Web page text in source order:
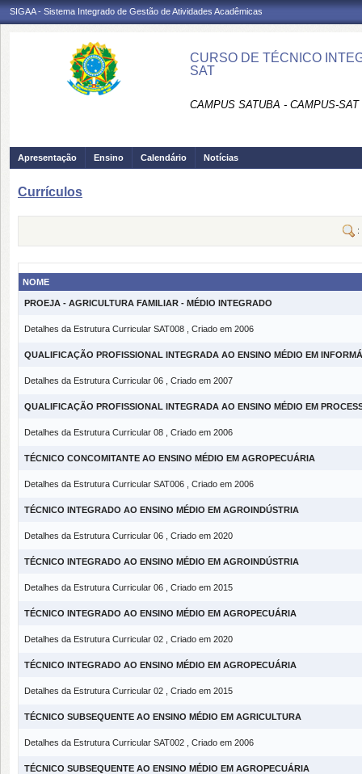
SIGAA - Sistema Integrado de Gestão de Atividades Acadêmicas
CURSO DE TÉCNICO
SAT
CAMPUS SATUBA - CAMPUS-SAT
Apresentação Ensino Calendário Notícias
Currículos
:
NOME
PROEJA - AGRICULTURA FAMILIAR - MÉDIO INTEGRADO
Detalhes da Estrutura Curricular SAT008 , Criado em 2006
QUALIFICAÇÃO PROFISSIONAL INTEGRADA AO ENSINO MÉDIO EM
Detalhes da Estrutura Curricular 06 , Criado em 2007
QUALIFICAÇÃO PROFISSIONAL INTEGRADA AO ENSINO MÉDIO EM
Detalhes da Estrutura Curricular 08 , Criado em 2006
TÉCNICO CONCOMITANTE AO ENSINO MÉDIO EM AGROPECUÁRIA
Detalhes da Estrutura Curricular SAT006 , Criado em 2006
TÉCNICO INTEGRADO AO ENSINO MÉDIO EM AGROINDÚSTRIA
Detalhes da Estrutura Curricular 06 , Criado em 2020
TÉCNICO INTEGRADO AO ENSINO MÉDIO EM AGROINDÚSTRIA
Detalhes da Estrutura Curricular 06 , Criado em 2015
TÉCNICO INTEGRADO AO ENSINO MÉDIO EM AGROPECUÁRIA
Detalhes da Estrutura Curricular 02 , Criado em 2020
TÉCNICO INTEGRADO AO ENSINO MÉDIO EM AGROPECUÁRIA
Detalhes da Estrutura Curricular 02 , Criado em 2015
TÉCNICO SUBSEQUENTE AO ENSINO MÉDIO EM AGRICULTURA
Detalhes da Estrutura Curricular SAT002 , Criado em 2006
TÉCNICO SUBSEQUENTE AO ENSINO MÉDIO EM AGROPECUÁRIA